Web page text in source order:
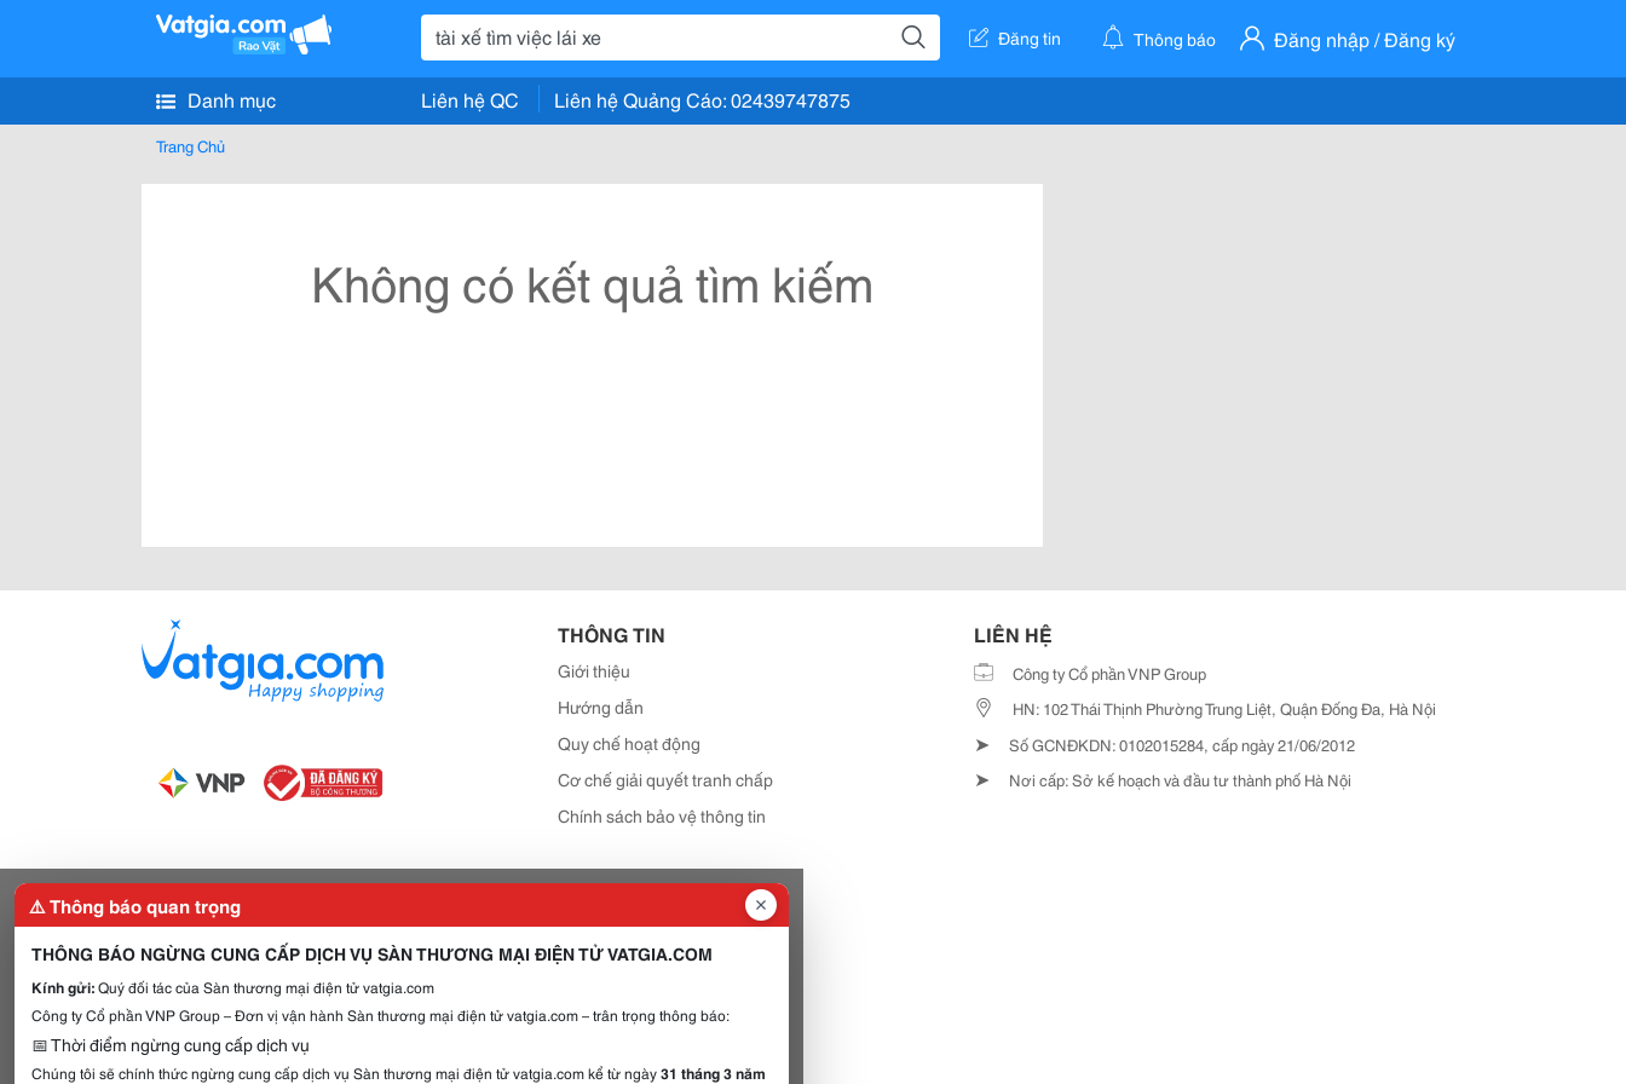
Đăng tin Thông báo Đăng nhập / Đăng ký
Danh mục Liên hệ QC Liên hệ Quảng Cáo: 02439747875
Trang Chủ
Không có kết quả tìm kiếm
THÔNG TIN
Giới thiệu
Hướng dẫn
Quy chế hoạt động
Cơ chế giải quyết tranh chấp
Chính sách bảo vệ thông tin
LIÊN HỆ
Công ty Cổ phần VNP Group
HN: 102 Thái Thịnh Phường Trung Liệt, Quận Đống Đa, Hà Nội
➤ Số GCNĐKDN: 0102015284, cấp ngày 21/06/2012
➤ Nơi cấp: Sở kế hoạch và đầu tư thành phố Hà Nội
⚠️ Thông báo quan trọng
THÔNG BÁO NGỪNG CUNG CẤP DỊCH VỤ SÀN THƯƠNG MẠI ĐIỆN TỬ VATGIA.COM
Kính gửi:Quý đối tác của Sàn thương mại điện tử vatgia.com
Công ty Cổ phần VNP Group – Đơn vị vận hành Sàn thương mại điện tử vatgia.com – trân trọng thông báo:
📅 Thời điểm ngừng cung cấp dịch vụ
Chúng tôi sẽ chính thức ngừng cung cấp dịch vụ Sàn thương mại điện tử vatgia.com kể từ ngày31 tháng 3 năm